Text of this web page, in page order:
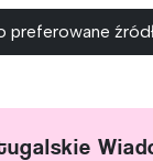
preferowane